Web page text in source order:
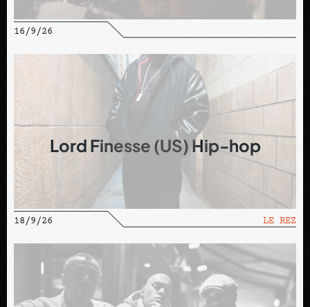
16/9/26
Lord Finesse (US) Hip-hop
18/9/26 LE REZ